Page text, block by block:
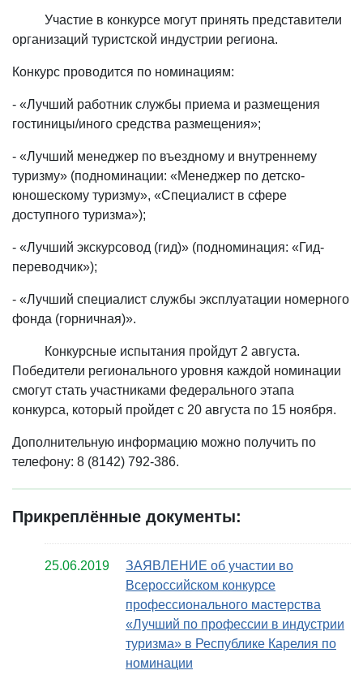
Участие в конкурсе могут принять представители
организаций туристской индустрии региона.
Конкурс проводится по номинациям:
- «Лучший работник службы приема и размещения
гостиницы/иного средства размещения»;
- «Лучший менеджер по въездному и внутреннему
туризму» (подноминации: «Менеджер по детско-
юношескому туризму», «Специалист в сфере
доступного туризма»);
- «Лучший экскурсовод (гид)» (подноминация: «Гид-
переводчик»);
- «Лучший специалист службы эксплуатации номерного
фонда (горничная)».
Конкурсные испытания пройдут 2 августа.
Победители регионального уровня каждой номинации
смогут стать участниками федерального этапа
конкурса, который пройдет с 20 августа по 15 ноября.
Дополнительную информацию можно получить по
телефону: 8 (8142) 792-386.
Прикреплённые документы:
25.06.2019
ЗАЯВЛЕНИЕ об участии во
Всероссийском конкурсе
профессионального мастерства
«Лучший по профессии в индустрии
туризма» в Республике Карелия по
номинации